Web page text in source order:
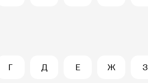
Г Д Е Ж З